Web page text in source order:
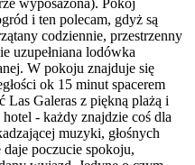
wyposażona). Pokój
i ten polecam, gdyż są
codziennie, przestrzenny
uzupełniana lodówka
W pokoju znajduje się
ok 15 minut spacerem
Las Galeras z piękną plażą i
- każdy znajdzie coś dla
muzyki, głośnych
poczucie spokoju,